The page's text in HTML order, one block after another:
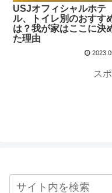
USJオフィシャルホテ
ル、トイレ別のおすす
は？我が家はここに決
た理由
ス